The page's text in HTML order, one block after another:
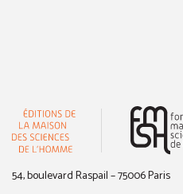
54, boulevard Raspail – 75006 Paris